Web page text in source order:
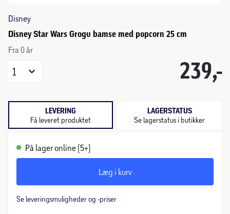
Disney
Disney Star Wars Grogu bamse med popcorn 25 cm
Fra 0 år
239,-
1
LEVERING
Få leveret produktet
LAGERSTATUS
Se lagerstatus i butikker
På lager online (5+)
Læg i kurv
Se leveringsmuligheder og -priser